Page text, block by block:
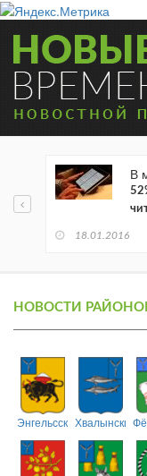
В
18.01.2016
НОВОСТИ
ЭнгельсскийХвалынский